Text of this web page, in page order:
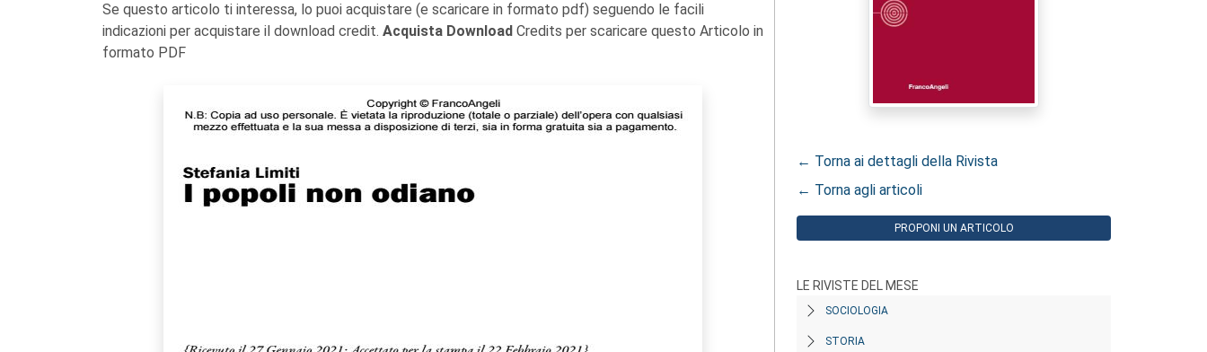
Se questo articolo ti interessa, lo puoi acquistare (e scaricare in formato pdf) seguendo le facili
indicazioni per acquistare il download credit. Acquista Download Credits per scaricare questo Articolo in
formato PDF
← Torna ai dettagli della Rivista
← Torna agli articoli
PROPONI UN ARTICOLO
LE RIVISTE DEL MESE
SOCIOLOGIA
STORIA